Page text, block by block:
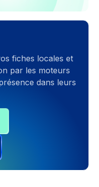
fiches locales et
par les moteurs
dans leurs